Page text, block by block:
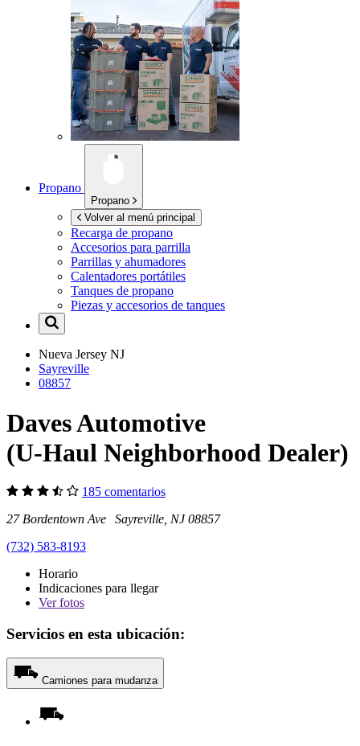
Propano
Propano
Volver al menú principal
Recarga de propano
Accesorios para parrilla
Parrillas y ahumadores
Calentadores portátiles
Tanques de propano
Piezas y accesorios de tanques
Nueva Jersey NJ
Sayreville
08857
Daves Automotive
(U-Haul Neighborhood Dealer)
185 comentarios
27 Bordentown Ave Sayreville, NJ 08857
(732) 583-8193
Horario
Indicaciones para llegar
Verfotos
Servicios en esta ubicación:
Camiones para mudanza